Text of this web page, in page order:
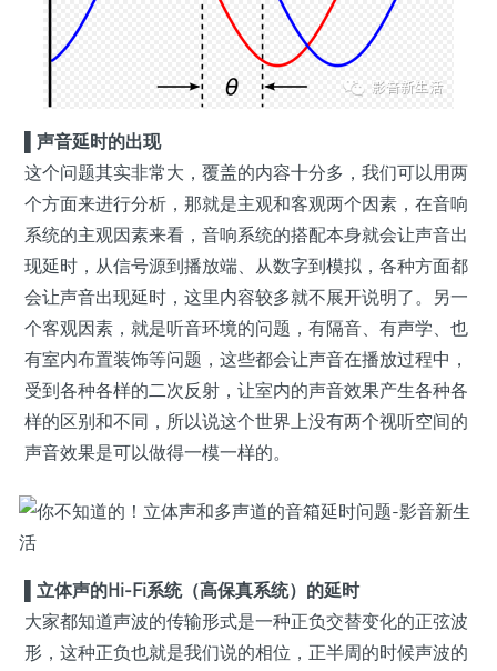
▌声音延时的出现
这个问题其实非常大，覆盖的内容十分多，我们可以用两
个方面来进行分析，那就是主观和客观两个因素，在音响
系统的主观因素来看，音响系统的搭配本身就会让声音出
现延时，从信号源到播放端、从数字到模拟，各种方面都
会让声音出现延时，这里内容较多就不展开说明了。另一
个客观因素，就是听音环境的问题，有隔音、有声学、也
有室内布置装饰等问题，这些都会让声音在播放过程中，
受到各种各样的二次反射，让室内的声音效果产生各种各
样的区别和不同，所以说这个世界上没有两个视听空间的
声音效果是可以做得一模一样的。
▌立体声的Hi-Fi系统（高保真系统）的延时
大家都知道声波的传输形式是一种正负交替变化的正弦波
形，这种正负也就是我们说的相位，正半周的时候声波的